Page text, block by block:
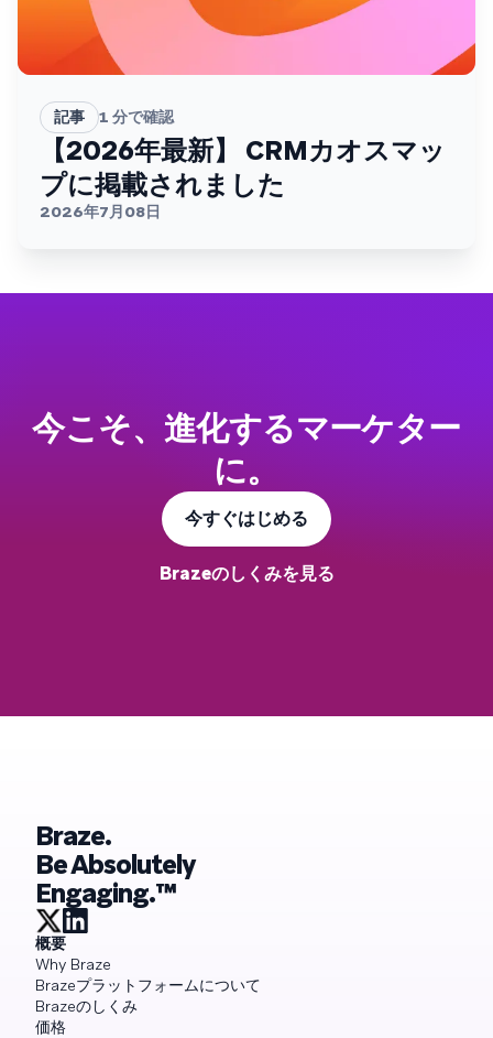
記事 1 分で確認
【2026年最新】 CRMカオスマッ
プに掲載されました
2026年7月08日
今こそ、進化するマーケター
に。
今すぐはじめる
Brazeのしくみを見る
Braze.
Be Absolutely
Engaging.™
概要
Why Braze
Brazeプラットフォームについて
Brazeのしくみ
価格